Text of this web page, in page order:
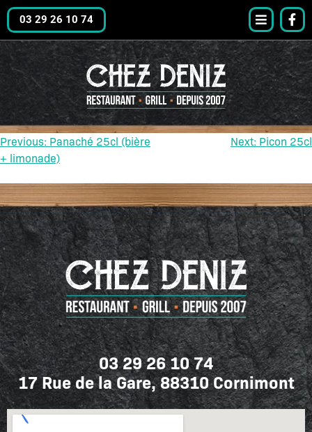
03 29 26 10 74
Previous: Panaché 25cl (bière
+ limonade)
Next: Picon 25cl
03 29 26 10 74
17 Rue de la Gare, 88310 Cornimont